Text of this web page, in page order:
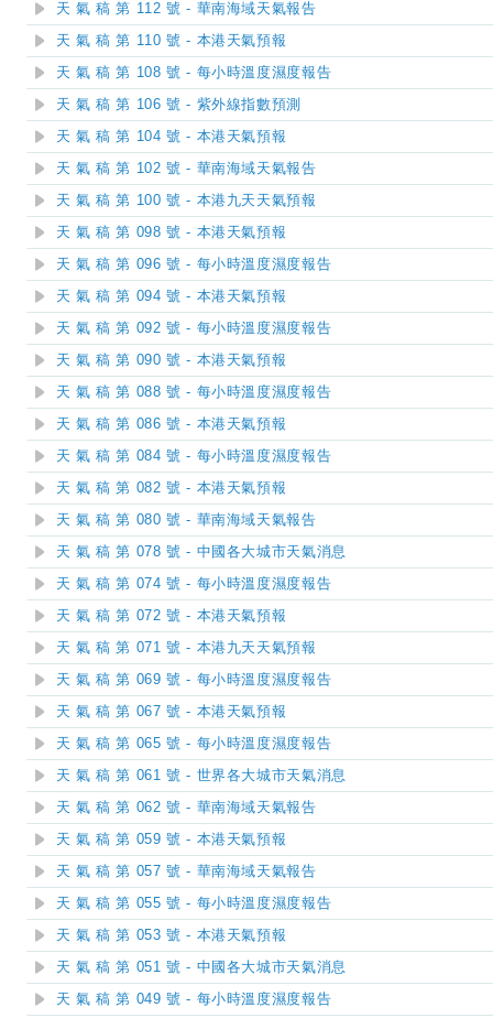
天 氣 稿 第 112 號 - 華南海域天氣報告
天 氣 稿 第 110 號 - 本港天氣預報
天 氣 稿 第 108 號 - 每小時溫度濕度報告
天 氣 稿 第 106 號 - 紫外線指數預測
天 氣 稿 第 104 號 - 本港天氣預報
天 氣 稿 第 102 號 - 華南海域天氣報告
天 氣 稿 第 100 號 - 本港九天天氣預報
天 氣 稿 第 098 號 - 本港天氣預報
天 氣 稿 第 096 號 - 每小時溫度濕度報告
天 氣 稿 第 094 號 - 本港天氣預報
天 氣 稿 第 092 號 - 每小時溫度濕度報告
天 氣 稿 第 090 號 - 本港天氣預報
天 氣 稿 第 088 號 - 每小時溫度濕度報告
天 氣 稿 第 086 號 - 本港天氣預報
天 氣 稿 第 084 號 - 每小時溫度濕度報告
天 氣 稿 第 082 號 - 本港天氣預報
天 氣 稿 第 080 號 - 華南海域天氣報告
天 氣 稿 第 078 號 - 中國各大城市天氣消息
天 氣 稿 第 074 號 - 每小時溫度濕度報告
天 氣 稿 第 072 號 - 本港天氣預報
天 氣 稿 第 071 號 - 本港九天天氣預報
天 氣 稿 第 069 號 - 每小時溫度濕度報告
天 氣 稿 第 067 號 - 本港天氣預報
天 氣 稿 第 065 號 - 每小時溫度濕度報告
天 氣 稿 第 061 號 - 世界各大城市天氣消息
天 氣 稿 第 062 號 - 華南海域天氣報告
天 氣 稿 第 059 號 - 本港天氣預報
天 氣 稿 第 057 號 - 華南海域天氣報告
天 氣 稿 第 055 號 - 每小時溫度濕度報告
天 氣 稿 第 053 號 - 本港天氣預報
天 氣 稿 第 051 號 - 中國各大城市天氣消息
天 氣 稿 第 049 號 - 每小時溫度濕度報告